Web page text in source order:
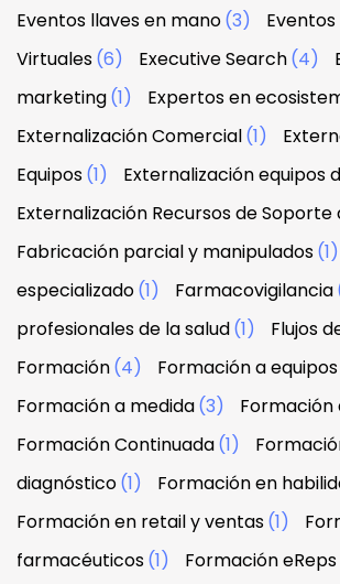
Eventos llaves en mano(3)
Virtuales(6) Executive Search(4)
marketing(1) Expertos en
Externalización Comercial(1)
Equipos(1) Externalización equipos
Externalización Recursos de Soporte
Fabricación parcial y manipulados(1)
especializado(1) Farmacovigilancia
profesionales de la salud(1) Flujos
Formación(4) Formación a
Formación a medida(3)
Formación Continuada(1)
diagnóstico(1) Formación en
Formación en retail y ventas(1)
farmacéuticos(1) Formación eReps